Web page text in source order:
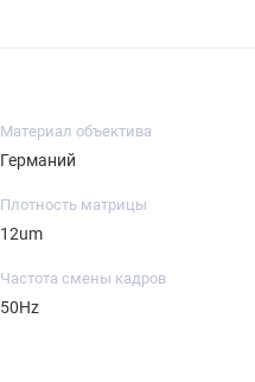
Материал объектива
Германий
Плотность матрицы
12um
Частота смены кадров
50Hz